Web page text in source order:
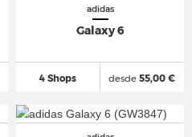
adidas
Galaxy 6
4 Shops desde 55,00 €